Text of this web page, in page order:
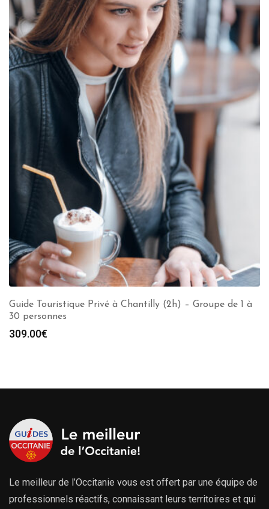
Guide Touristique Privé à Chantilly (2h) – Groupe de 1 à
30 personnes
309.00€
Le meilleur de l’Occitanie vous est offert par une équipe de
professionnels réactifs, connaissant leurs territoires et qui